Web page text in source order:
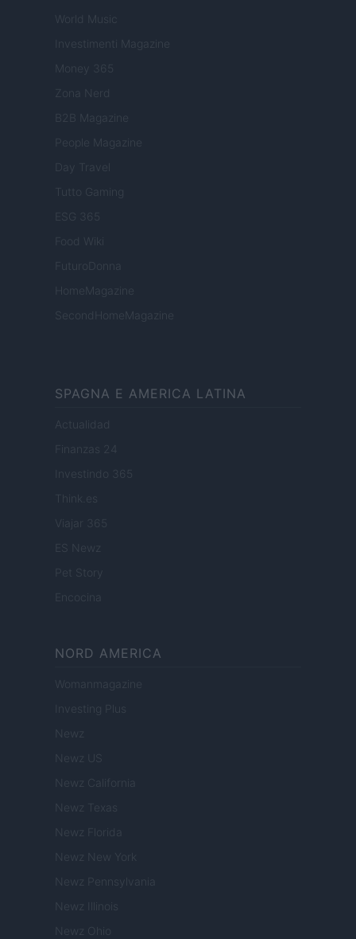
World Music
Investimenti Magazine
Money 365
Zona Nerd
B2B Magazine
People Magazine
Day Travel
Tutto Gaming
ESG 365
Food Wiki
FuturoDonna
HomeMagazine
SecondHomeMagazine
SPAGNA E AMERICA LATINA
Actualidad
Finanzas 24
Investindo 365
Viajar 365
ES Newz
Pet Story
Encocina
NORD AMERICA
Womanmagazine
Investing Plus
Newz
Newz US
Newz California
Newz Texas
Newz Florida
Newz New York
Newz Pennsylvania
Newz Illinois
Newz Ohio